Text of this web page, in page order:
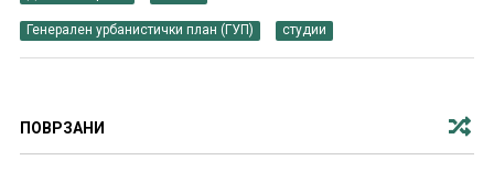
Генерален урбанистички план (ГУП) студии
ПОВРЗАНИ